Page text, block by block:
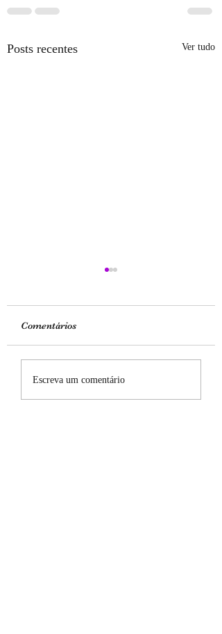
Posts recentes Ver tudo
Meus poemas - nº 52
Comentários
Escreva um comentário